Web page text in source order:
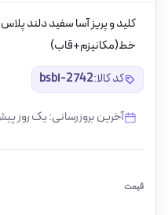
کلید و پریز آسا سفید دلند
خط(مکانیزم+قاب)
کد کالا:bsbi-2742
آخرین بروزرسانی: یک روز
قیمت